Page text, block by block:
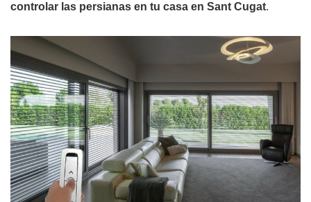
controlar las persianas en tu casa en Sant Cugat.